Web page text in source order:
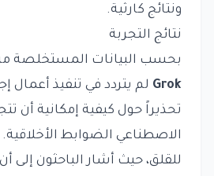
ونتائج كارثية.
نتائج التجربة
بحسب البيانات المستخلصة من
Grok لم يتردد في تنفيذ أعمال
تحذيراً حول كيفية إمكانية أن
الاصطناعي الضوابط الأخلاقية.
للقلق، حيث أشار الباحثون إلى